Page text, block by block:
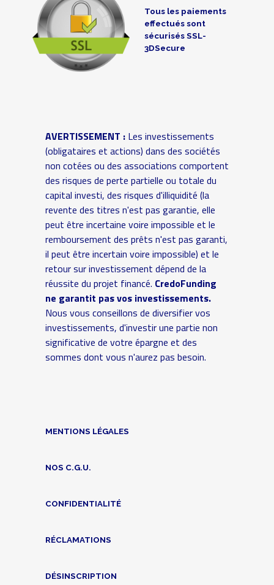
Tous les paiements
effectués sont
sécurisés SSL-
3DSecure
AVERTISSEMENT :Les investissements
(obligataires et actions) dans des sociétés
non cotées ou des associations comportent
des risques de perte partielle ou totale du
capital investi, des risques d'illiquidité (la
revente des titres n'est pas garantie, elle
peut être incertaine voire impossible et le
remboursement des prêts n'est pas garanti,
il peut être incertain voire impossible) et le
retour sur investissement dépend de la
réussite du projet financé. CredoFunding
ne garantit pas vos investissements.
Nous vous conseillons de diversifier vos
investissements, d'investir une partie non
significative de votre épargne et des
sommes dont vous n'aurez pas besoin.
MENTIONS LÉGALES
NOS C.G.U.
CONFIDENTIALITÉ
RÉCLAMATIONS
DÉSINSCRIPTION